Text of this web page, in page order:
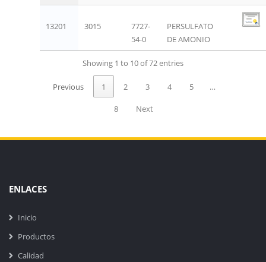
13201 3015
7727-
54-0
PERSULFATO
DE AMONIO
Showing 1 to 10 of 72 entries
Previous 1 2 3 4 5 …
8 Next
ENLACES
Inicio
Productos
Calidad